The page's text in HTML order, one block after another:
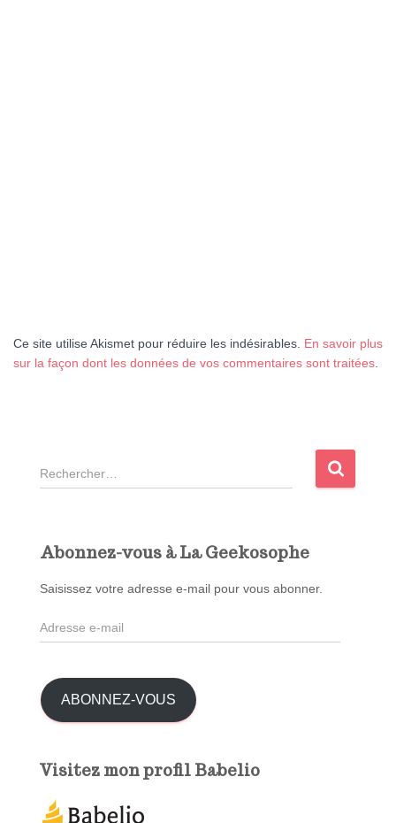
Ce site utilise Akismet pour réduire les indésirables. En savoir plus
sur la façon dont les données de vos commentaires sont traitées
R
e
c
e
r
Abonnez-vous à La Geekosophe
Saisissez votre adresse e-mail pour vous abonner.
A
d
s
s
a
ABONNEZ-VOUS
Visitez mon profil Babelio